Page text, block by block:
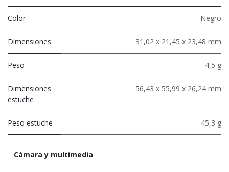
Color Negro
Dimensiones 31,02 x 21,45 x 23,48 mm
Peso 4,5 g
Dimensiones
estuche
56,43 x 55,99 x 26,24 mm
Peso estuche 45,3 g
Cámara y multimedia